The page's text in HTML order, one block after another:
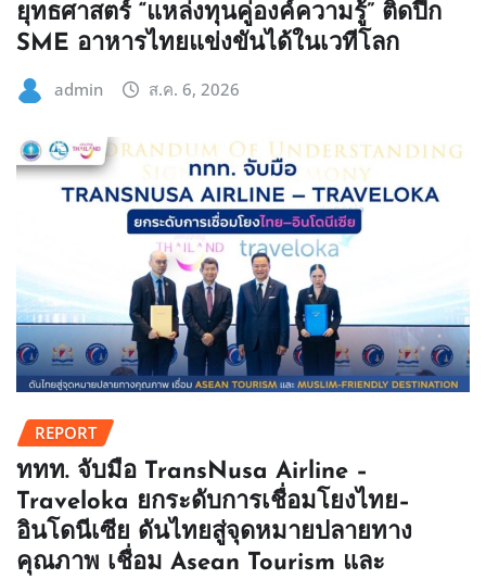
ยุทธศาสตร์ “แหล่งทุนคู่องค์ความรู้” ติดปีก
SME อาหารไทยแข่งขันได้ในเวทีโลก
admin ส.ค. 6, 2026
REPORT
ททท. จับมือ TransNusa Airline –
Traveloka ยกระดับการเชื่อมโยงไทย–
อินโดนีเซีย ดันไทยสู่จุดหมายปลายทาง
คุณภาพ เชื่อม Asean Tourism และ